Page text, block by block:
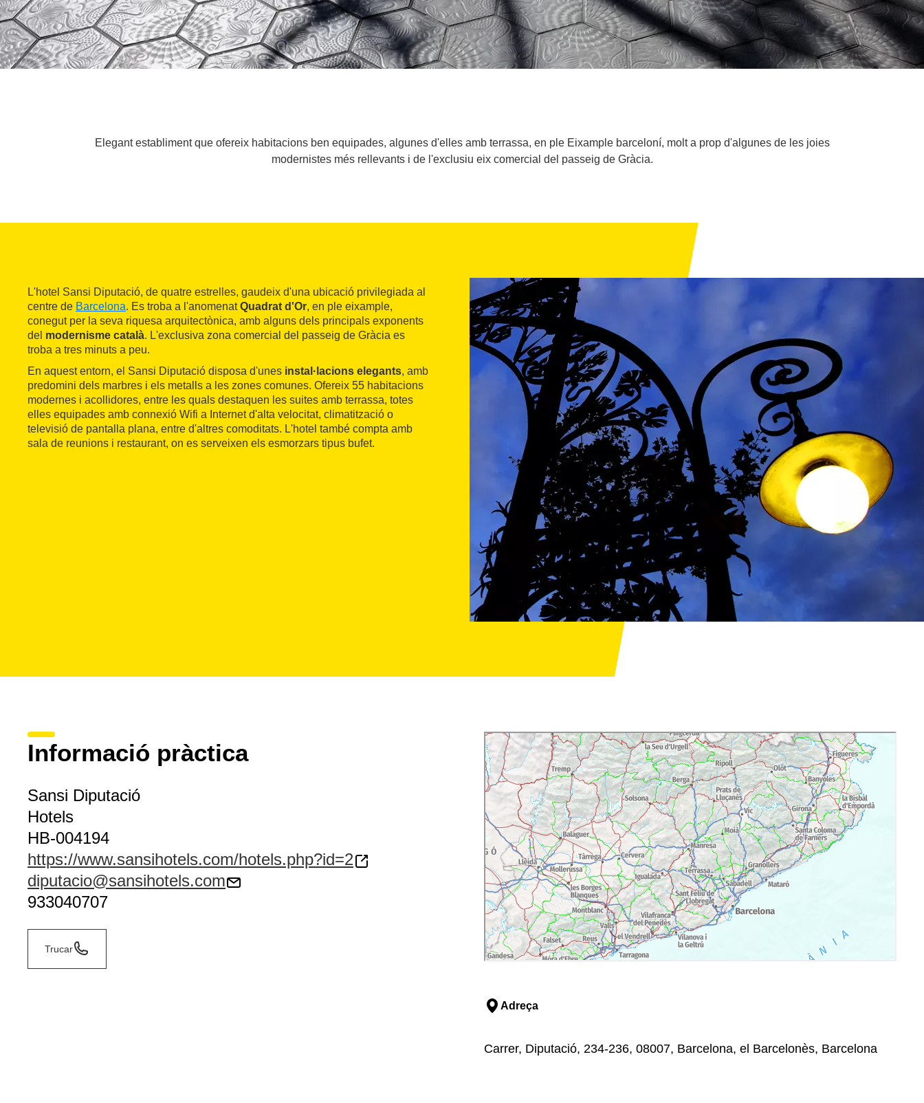
Elegant establiment que ofereix habitacions ben equipades, algunes d'elles amb terrassa, en ple Eixample barceloní, molt a prop d'algunes de les joies
modernistes més rellevants i de l'exclusiu eix comercial del passeig de Gràcia.
L'hotel Sansi Diputació, de quatre estrelles, gaudeix d'una ubicació privilegiada al
centre de Barcelona. Es troba a l'anomenatQuadrat d'Or, en ple eixample,
conegut per la seva riquesa arquitectònica, amb alguns dels principals exponents
del modernisme català. L'exclusiva zona comercial del passeig de Gràcia es
troba a tres minuts a peu.
En aquest entorn, el Sansi Diputació disposa d'unes instal·lacions elegants, amb
predomini dels marbres i els metalls a les zones comunes. Ofereix 55 habitacions
modernes i acollidores, entre les quals destaquen les suites amb terrassa, totes
elles equipades amb connexió Wifi a Internet d'alta velocitat, climatització o
televisió de pantalla plana, entre d'altres comoditats. L'hotel també compta amb
sala de reunions i restaurant, on es serveixen els esmorzars tipus bufet.
Informació pràctica
Sansi Diputació
Hotels
HB-004194
https://www.sansihotels.com/hotels.php?id=2
diputacio@sansihotels.com
933040707
Trucar
Adreça
Carrer, Diputació, 234-236, 08007, Barcelona, el Barcelonès, Barcelona